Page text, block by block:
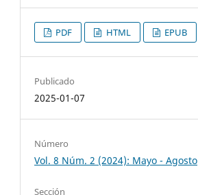
PDF HTML EPUB
Publicado
2025-01-07
Número
Vol. 8 Núm. 2 (2024): Mayo - Agosto
Sección